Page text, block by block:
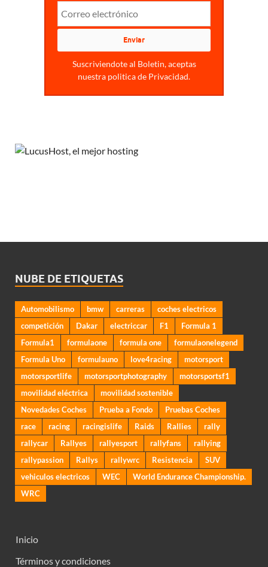
Suscriviendote al Boletin, aceptas
nuestra politica de Privacidad.
NUBE DE ETIQUETAS
Automobilismo bmw carreras
coches electricos
competición
Dakar electriccar F1
Formula 1
Formula1
formulaone formula one
formulaonelegend
Formula Uno
formulauno love4racing
motorsport
motorsportlife
motorsportphotography
motorsportsf1
movilidad eléctrica
movilidad sostenible
Novedades Coches
Prueba a Fondo
Pruebas Coches
race
racing racingislife Raids Rallies
rally
rallycar
Rallyes rallyesport rallyfans
rallying
rallypassion
Rallys rallywrc Resistencia
SUV
vehiculos electricos
WEC
World Endurance Championship.
WRC
Inicio
Términos y condiciones